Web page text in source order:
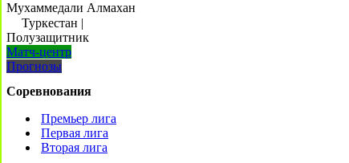
Мухаммедали Алмахан
Туркестан |
Полузащитник
Матч-центр
Прогнозы
Соревнования
Премьер лига
Первая лига
Вторая лига